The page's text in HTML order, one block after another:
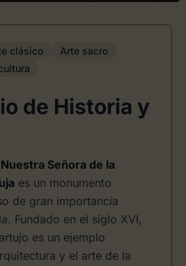
clásico
Arte sacro
de Historia y
Señora de la
es un monumento
de gran importancia
Fundado en el siglo XVI,
es un ejemplo
y el arte de la